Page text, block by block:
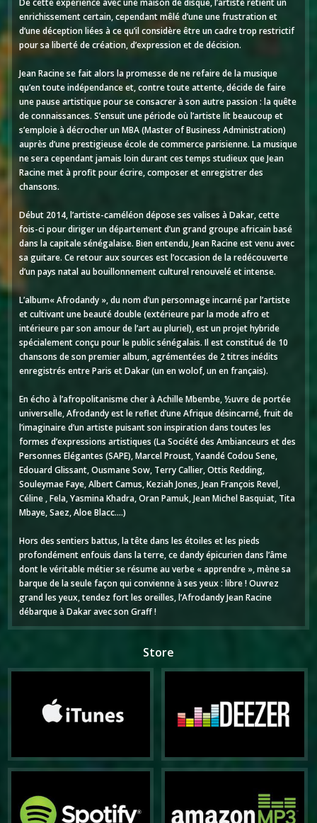
De cette expérience avec une maison de disque, l’artiste retient un
enrichissement certain, cependant mêlé d’une une frustration et
d’une déception liées à ce qu’il considère être un cadre trop restrictif
pour sa liberté de création, d’expression et de décision.
Jean Racine se fait alors la promesse de ne refaire de la musique
qu’en toute indépendance et, contre toute attente, décide de faire
une pause artistique pour se consacrer à son autre passion : la quête
de connaissances. S’ensuit une période où l’artiste lit beaucoup et
s’emploie à décrocher un MBA (Master of Business Administration)
auprès d’une prestigieuse école de commerce parisienne. La musique
ne sera cependant jamais loin durant ces temps studieux que Jean
Racine met à profit pour écrire, composer et enregistrer des
chansons.
Début 2014, l’artiste-caméléon dépose ses valises à Dakar, cette
fois-ci pour diriger un département d’un grand groupe africain basé
dans la capitale sénégalaise. Bien entendu, Jean Racine est venu avec
sa guitare. Ce retour aux sources est l’occasion de la redécouverte
d’un pays natal au bouillonnement culturel renouvelé et intense.
L’album« Afrodandy », du nom d’un personnage incarné par l’artiste
et cultivant une beauté double (extérieure par la mode afro et
intérieure par son amour de l’art au pluriel), est un projet hybride
spécialement conçu pour le public sénégalais. Il est constitué de 10
chansons de son premier album, agrémentées de 2 titres inédits
enregistrés entre Paris et Dakar (un en wolof, un en français).
En écho à l’afropolitanisme cher à Achille Mbembe, ½uvre de portée
universelle, Afrodandy est le reflet d’une Afrique désincarné, fruit de
l’imaginaire d’un artiste puisant son inspiration dans toutes les
formes d’expressions artistiques (La Société des Ambianceurs et des
Personnes Elégantes (SAPE), Marcel Proust, Yaandé Codou Sene,
Edouard Glissant, Ousmane Sow, Terry Callier, Ottis Redding,
Souleymae Faye, Albert Camus, Keziah Jones, Jean François Revel,
Céline , Fela, Yasmina Khadra, Oran Pamuk, Jean Michel Basquiat, Tita
Mbaye, Saez, Aloe Blacc….)
Hors des sentiers battus, la tête dans les étoiles et les pieds
profondément enfouis dans la terre, ce dandy épicurien dans l’âme
dont le véritable métier se résume au verbe « apprendre », mène sa
barque de la seule façon qui convienne à ses yeux : libre ! Ouvrez
grand les yeux, tendez fort les oreilles, l’Afrodandy Jean Racine
débarque à Dakar avec son Graff !
Store